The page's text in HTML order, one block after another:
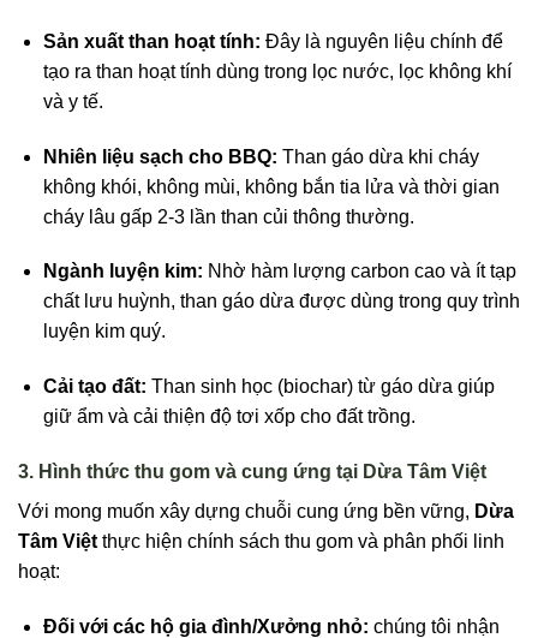
Sản xuất than hoạt tính: Đây là nguyên liệu chính để
tạo ra than hoạt tính dùng trong lọc nước, lọc không khí
và y tế.
Nhiên liệu sạch cho BBQ: Than gáo dừa khi cháy
không khói, không mùi, không bắn tia lửa và thời gian
cháy lâu gấp 2-3 lần than củi thông thường.
Ngành luyện kim: Nhờ hàm lượng carbon cao và ít tạp
chất lưu huỳnh, than gáo dừa được dùng trong quy trình
luyện kim quý.
Cải tạo đất: Than sinh học (biochar) từ gáo dừa giúp
giữ ẩm và cải thiện độ tơi xốp cho đất trồng.
3. Hình thức thu gom và cung ứng tại Dừa Tâm Việt
Với mong muốn xây dựng chuỗi cung ứng bền vững, Dừa
Tâm Việt thực hiện chính sách thu gom và phân phối linh
hoạt:
Đối với các hộ gia đình/Xưởng nhỏ: chúng tôi nhận